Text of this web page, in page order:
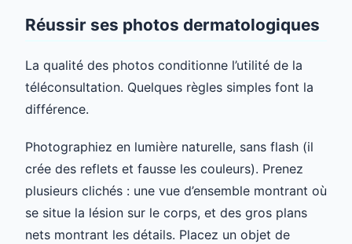
Réussir ses photos dermatologiques
La qualité des photos conditionne l’utilité de la
téléconsultation. Quelques règles simples font la
différence.
Photographiez en lumière naturelle, sans flash (il
crée des reflets et fausse les couleurs). Prenez
plusieurs clichés : une vue d’ensemble montrant où
se situe la lésion sur le corps, et des gros plans
nets montrant les détails. Placez un objet de